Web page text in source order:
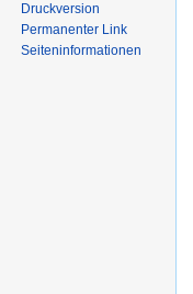
Druckversion
Permanenter Link
Seiten­informationen